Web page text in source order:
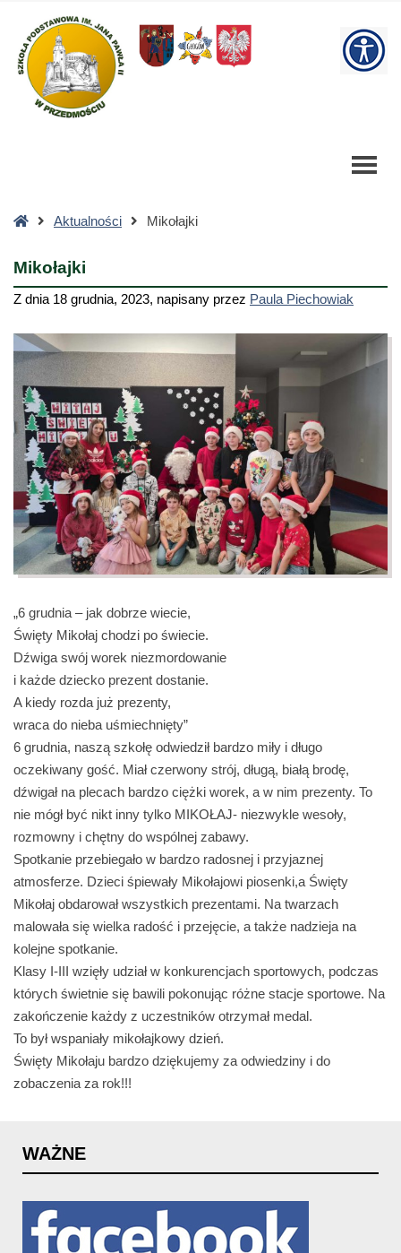
Szkoła
Podstawowa
StronaAktualności Mikołajki
Mikołajki
Z dnia 18 grudnia, 2023, napisany przez Paula Piechowiak
„6 grudnia – jak dobrze wiecie,
Święty Mikołaj chodzi po świecie.
Dźwiga swój worek niezmordowanie
i każde dziecko prezent dostanie.
A kiedy rozda już prezenty,
wraca do nieba uśmiechnięty”
6 grudnia, naszą szkołę odwiedził bardzo miły i długo
oczekiwany gość. Miał czerwony strój, długą, białą brodę,
dźwigał na plecach bardzo ciężki worek, a w nim prezenty. To
nie mógł być nikt inny tylko MIKOŁAJ- niezwykle wesoły,
rozmowny i chętny do wspólnej zabawy.
Spotkanie przebiegało w bardzo radosnej i przyjaznej
atmosferze. Dzieci śpiewały Mikołajowi piosenki,a Święty
Mikołaj obdarował wszystkich prezentami. Na twarzach
malowała się wielka radość i przejęcie, a także nadzieja na
kolejne spotkanie.
Klasy I-III wzięły udział w konkurencjach sportowych, podczas
których świetnie się bawili pokonując różne stacje sportowe. Na
zakończenie każdy z uczestników otrzymał medal.
To był wspaniały mikołajkowy dzień.
Święty Mikołaju bardzo dziękujemy za odwiedziny i do
zobaczenia za rok!!!
WAŻNE